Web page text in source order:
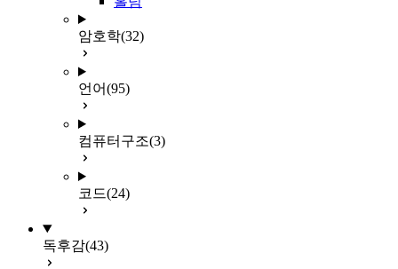
암호학(32)
언어(95)
컴퓨터구조(3)
코드(24)
독후감(43)